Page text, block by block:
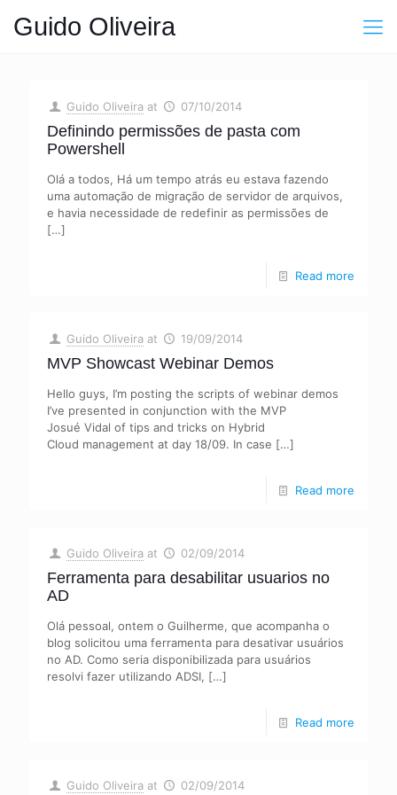
Guido Oliveira
Guido Oliveira at 07/10/2014
Definindo permissões de pasta com
Powershell
Olá a todos, Há um tempo atrás eu estava fazendo
uma automação de migração de servidor de arquivos,
e havia necessidade de redefinir as permissões de
[…]
Read more
Guido Oliveira at 19/09/2014
MVP Showcast Webinar Demos
Hello guys, I’m posting the scripts of webinar demos
I’ve presented in conjunction with the MVP
Josué Vidal of tips and tricks on Hybrid
Cloud management at day 18/09. In case […]
Read more
Guido Oliveira at 02/09/2014
Ferramenta para desabilitar usuarios no
AD
Olá pessoal, ontem o Guilherme, que acompanha o
blog solicitou uma ferramenta para desativar usuários
no AD. Como seria disponibilizada para usuários
resolvi fazer utilizando ADSI, […]
Read more
Guido Oliveira at 02/09/2014